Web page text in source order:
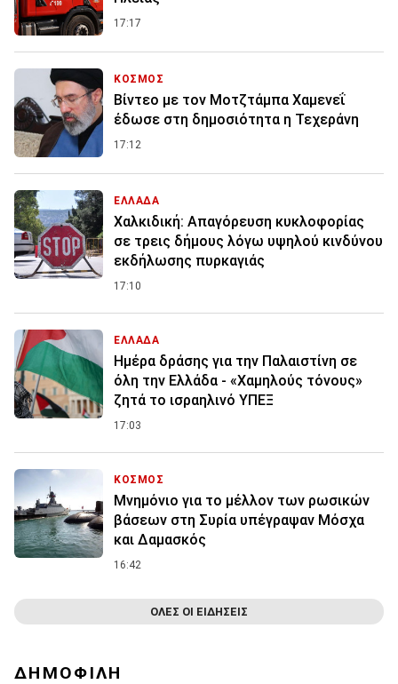
17:17
ΚΟΣΜΟΣ
Βίντεο με τον Μοτζτάμπα Χαμενεΐ
έδωσε στη δημοσιότητα η Τεχεράνη
17:12
ΕΛΛΑΔΑ
Χαλκιδική: Απαγόρευση κυκλοφορίας
σε τρεις δήμους λόγω υψηλού κινδύνου
εκδήλωσης πυρκαγιάς
17:10
ΕΛΛΑΔΑ
Ημέρα δράσης για την Παλαιστίνη σε
όλη την Ελλάδα - «Χαμηλούς τόνους»
ζητά το ισραηλινό ΥΠΕΞ
17:03
ΚΟΣΜΟΣ
Μνημόνιο για το μέλλον των ρωσικών
βάσεων στη Συρία υπέγραψαν Μόσχα
και Δαμασκός
16:42
ΟΛΕΣ ΟΙ ΕΙΔΗΣΕΙΣ
ΔΗΜΟΦΙΛΗ